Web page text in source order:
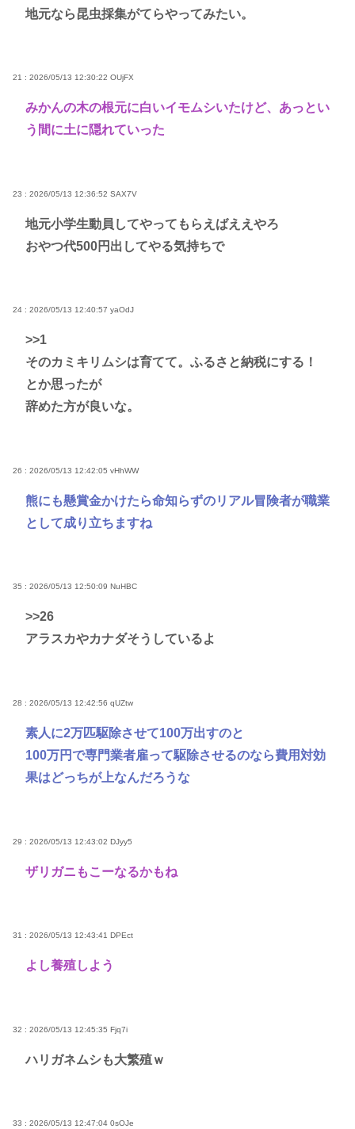
地元なら昆虫採集がてらやってみたい。
21 : 2026/05/13 12:30:22 OUjFX
みかんの木の根元に白いイモムシいたけど、あっとい
う間に土に隠れていった
23 : 2026/05/13 12:36:52 SAX7V
地元小学生動員してやってもらえばええやろ
おやつ代500円出してやる気持ちで
24 : 2026/05/13 12:40:57 yaOdJ
>>1
そのカミキリムシは育てて。ふるさと納税にする！
とか思ったが
辞めた方が良いな。
26 : 2026/05/13 12:42:05 vHhWW
熊にも懸賞金かけたら命知らずのリアル冒険者が職業
として成り立ちますね
35 : 2026/05/13 12:50:09 NuHBC
>>26
アラスカやカナダそうしているよ
28 : 2026/05/13 12:42:56 qUZtw
素人に2万匹駆除させて100万出すのと
100万円で専門業者雇って駆除させるのなら費用対効
果はどっちが上なんだろうな
29 : 2026/05/13 12:43:02 DJyy5
ザリガニもこーなるかもね
31 : 2026/05/13 12:43:41 DPEct
よし養殖しよう
32 : 2026/05/13 12:45:35 Fjq7i
ハリガネムシも大繁殖ｗ
33 : 2026/05/13 12:47:04 0sOJe